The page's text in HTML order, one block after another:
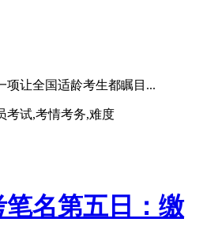
项让全国适龄考生都瞩目...
考试,考情考务,难度
笔名第五日：缴